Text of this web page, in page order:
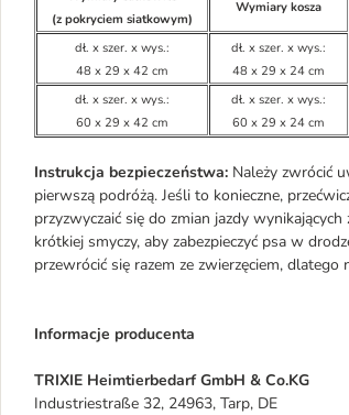
(z pokryciem siatkowym)
Wymiary kosza
dł. x szer. x wys.:
48 x 29 x 42 cm
dł. x szer. x wys.:
48 x 29 x 24 cm
dł. x szer. x wys.:
60 x 29 x 42 cm
dł. x szer. x wys.:
60 x 29 x 24 cm
Instrukcja bezpieczeństwa: Należy zwrócić
pierwszą podróżą. Jeśli to konieczne,
przyzwyczaić się do zmian jazdy
krótkiej smyczy, aby zabezpieczyć psa w
przewrócić się razem ze zwierzęciem,
Informacje producenta
TRIXIE Heimtierbedarf GmbH & Co.KG
Industriestraße 32, 24963, Tarp, DE